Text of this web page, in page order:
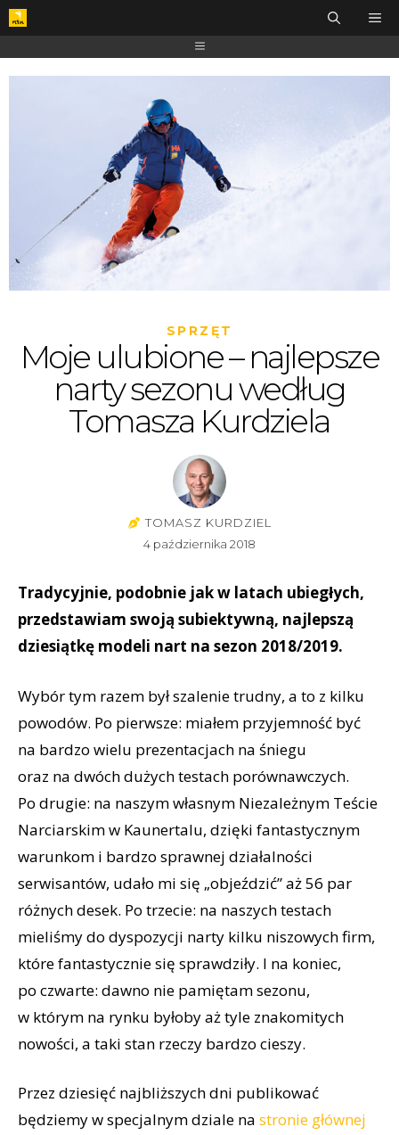
SPRZĘT
Moje ulubione – najlepsze
narty sezonu według
Tomasza Kurdziela
TOMASZ KURDZIEL
4 października 2018
Tradycyjnie, podobnie jak w latach ubiegłych,
przedstawiam swoją subiektywną, najlepszą
dziesiątkę modeli nart na sezon 2018/2019.
Wybór tym razem był szalenie trudny, a to z kilku
powodów. Po pierwsze: miałem przyjemność być
na bardzo wielu prezentacjach na śniegu
oraz na dwóch dużych testach porównawczych.
Po drugie: na naszym własnym Niezależnym Teście
Narciarskim w Kaunertalu, dzięki fantastycznym
warunkom i bardzo sprawnej działalności
serwisantów, udało mi się „objeździć” aż 56 par
różnych desek. Po trzecie: na naszych testach
mieliśmy do dyspozycji narty kilku niszowych firm,
które fantastycznie się sprawdziły. I na koniec,
po czwarte: dawno nie pamiętam sezonu,
w którym na rynku byłoby aż tyle znakomitych
nowości, a taki stan rzeczy bardzo cieszy.
Przez dziesięć najbliższych dni publikować
będziemy w specjalnym dziale na stronie głównej